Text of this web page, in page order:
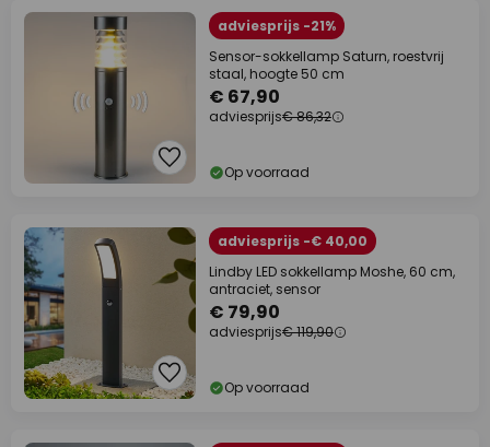
adviesprijs -21%
Sensor-sokkellamp Saturn, roestvrij
staal, hoogte 50 cm
€ 67,90
adviesprijs€ 86,32
Op voorraad
adviesprijs -€ 40,00
Lindby LED sokkellamp Moshe, 60 cm,
antraciet, sensor
€ 79,90
adviesprijs€ 119,90
Op voorraad